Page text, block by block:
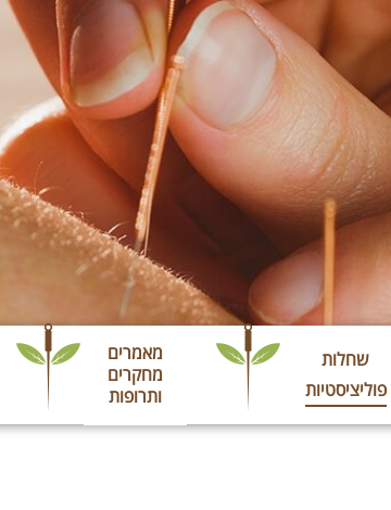
שחלות
פוליציסטיות
מאמרים
מחקרים
ותרופות